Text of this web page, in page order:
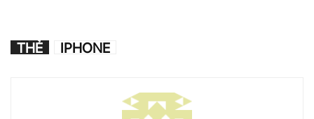
THẺ IPHONE